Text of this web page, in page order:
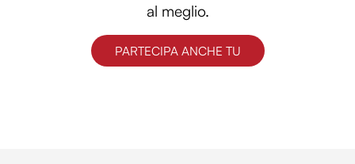
al meglio.
PARTECIPA ANCHE TU